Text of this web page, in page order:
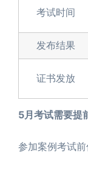
考试时间
发布结果
证书发放
5月考试需要提
参加案例考试